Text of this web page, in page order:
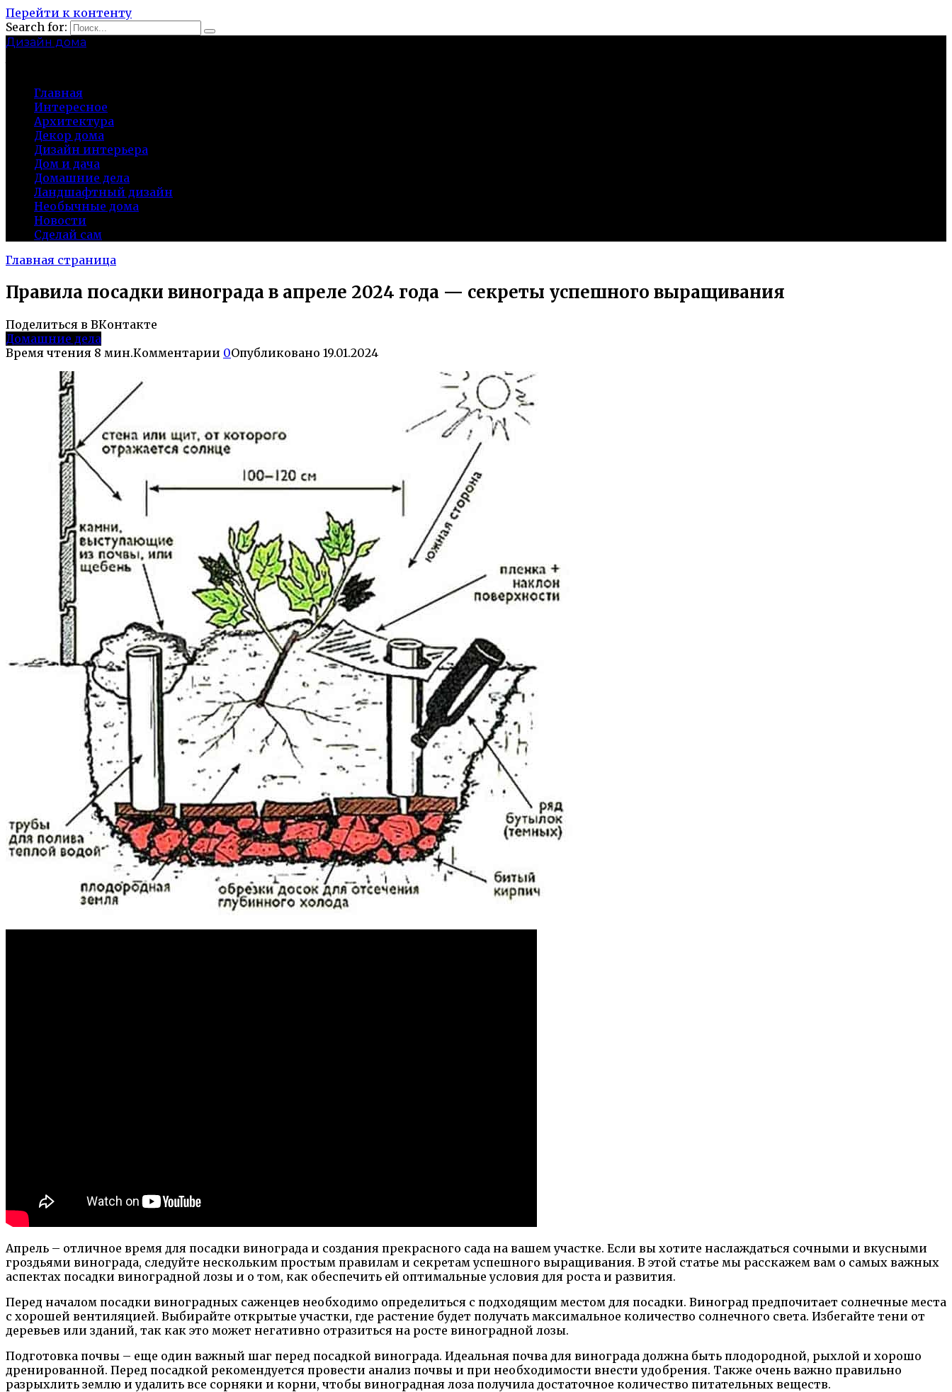
Перейти к контенту
Search for:
Дизайн дома
Главная
Интересное
Архитектура
Декор дома
Дизайн интерьера
Дом и дача
Домашние дела
Ландшафтный дизайн
Необычные дома
Новости
Сделай сам
Главная страница
Правила посадки винограда в апреле 2024 года — секреты успешного выращивания
Поделиться в ВКонтакте
Домашние дела
Время чтения 8 мин.Комментарии 0Опубликовано 19.01.2024
Апрель – отличное время для посадки винограда и создания прекрасного сада на вашем участке. Если вы хотите наслаждаться сочными и вкусными
гроздьями винограда, следуйте нескольким простым правилам и секретам успешного выращивания. В этой статье мы расскажем вам о самых важных
аспектах посадки виноградной лозы и о том, как обеспечить ей оптимальные условия для роста и развития.
Перед началом посадки виноградных саженцев необходимо определиться с подходящим местом для посадки. Виноград предпочитает солнечные места
с хорошей вентиляцией. Выбирайте открытые участки, где растение будет получать максимальное количество солнечного света. Избегайте тени от
деревьев или зданий, так как это может негативно отразиться на росте виноградной лозы.
Подготовка почвы – еще один важный шаг перед посадкой винограда. Идеальная почва для винограда должна быть плодородной, рыхлой и хорошо
дренированной. Перед посадкой рекомендуется провести анализ почвы и при необходимости внести удобрения. Также очень важно правильно
разрыхлить землю и удалить все сорняки и корни, чтобы виноградная лоза получила достаточное количество питательных веществ.